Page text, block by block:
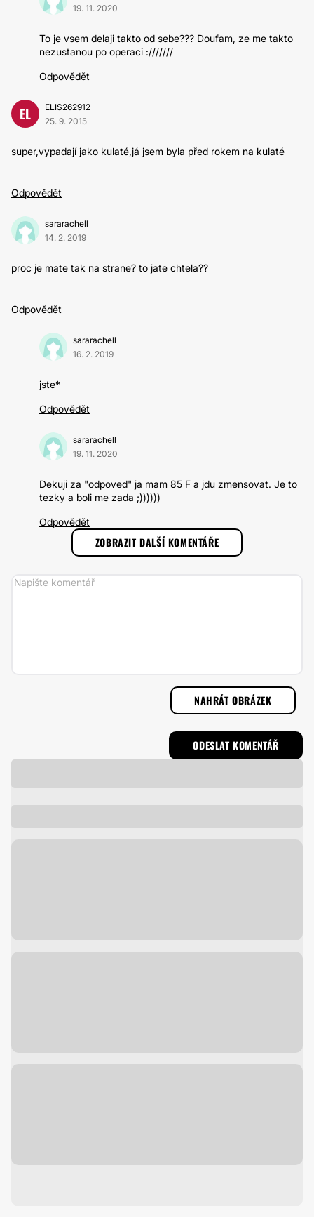
19. 11. 2020
To je vsem delaji takto od sebe??? Doufam, ze me takto
nezustanou po operaci :///////
Odpovědět
EL
ELIS262912
25. 9. 2015
super,vypadají jako kulaté,já jsem byla před rokem na kulaté
Odpovědět
sararachell
14. 2. 2019
proc je mate tak na strane? to jate chtela??
Odpovědět
sararachell
16. 2. 2019
jste*
Odpovědět
sararachell
19. 11. 2020
Dekuji za "odpoved" ja mam 85 F a jdu zmensovat. Je to
tezky a boli me zada ;))))))
Odpovědět
ZOBRAZIT DALŠÍ KOMENTÁŘE
NAHRÁT OBRÁZEK